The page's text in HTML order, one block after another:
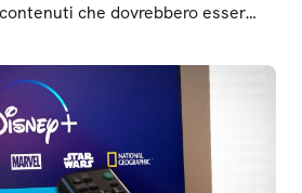
che dovrebbero essere